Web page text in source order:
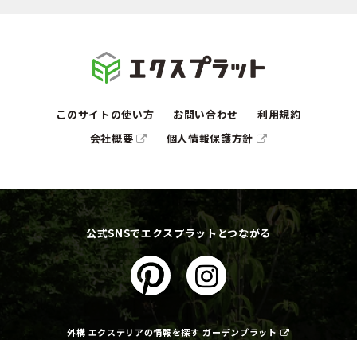
このサイトの使い方 お問い合わせ
利用規約
会社概要
個人情報保護方針
公式SNSでエクスプラットとつながる
外構 エクステリアの情報を探す ガーデンプラット